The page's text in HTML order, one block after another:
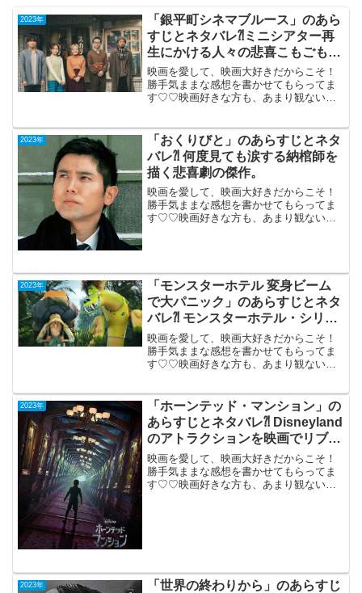
2023年
「銀平町シネマブルース」のあら
すじとネタバレ⁈ミニシアター再
生にかける人々の悲喜こもごもの
ドラマ。
映画を愛して、映画大好きだからこそ！
勝手気ままな感想を書かせてもらってま
す♡♡映画好きな方も、あまり観ない方
ニシアター再生にかける人々の悲喜こも
ごものド...
2023年
「おくりびと」のあらすじとネタ
バレ⁈ 何度見ても涙する納棺師を
描く悲喜劇の傑作。
映画を愛して、映画大好きだからこそ！
勝手気ままな感想を書かせてもらってま
す♡♡映画好きな方も、あまり観ない方
2023年
「モンスターホテル 変身ビーム
で大パニック」のあらすじとネタ
バレ⁈ モンスターホテル・シリー
ズ第4弾
映画を愛して、映画大好きだからこそ！
勝手気ままな感想を書かせてもらってま
す♡♡映画好きな方も、あまり観ない方
ク」 （字幕版）機内鑑賞（...
2023年
「ホーンテッド・マンション」の
あらすじとネタバレ⁈ Disneyland
のアトラクションを映画でリブー
ト。
映画を愛して、映画大好きだからこそ！
勝手気ままな感想を書かせてもらってま
す♡♡映画好きな方も、あまり観ない方
2023年
「世界の終わりから」のあらすじ